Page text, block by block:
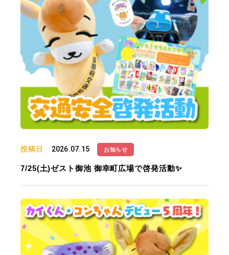
投稿日 2026.07.15 お知らせ
7/25(土)ゼスト御池 御幸町広場で啓発活動✨